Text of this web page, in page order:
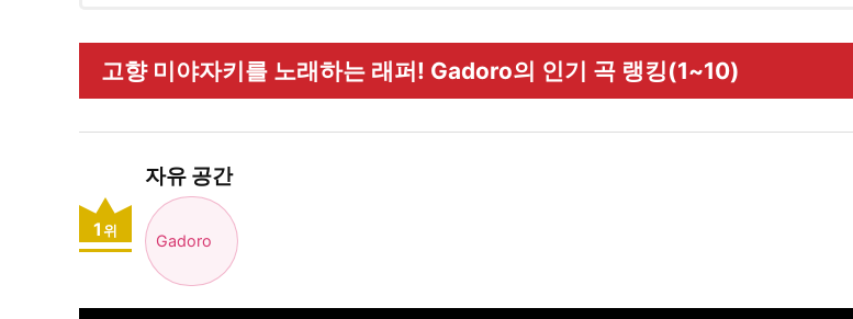
고향 미야자키를 노래하는 래퍼! Gadoro의 인기 곡 랭킹(1~10)
자유 공간
Gadoro
1 위